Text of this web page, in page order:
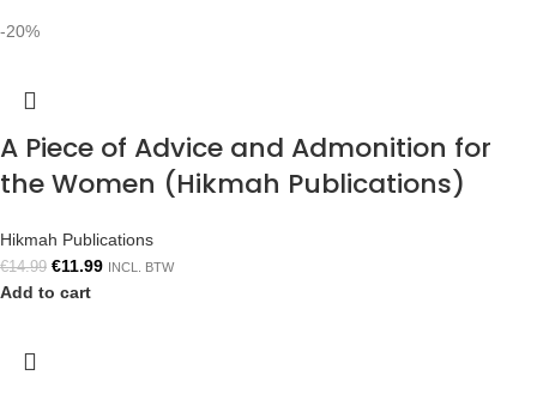
-20%
A Piece of Advice and Admonition for
the Women (Hikmah Publications)
Hikmah Publications
€14.99 €11.99 INCL. BTW
Add to cart